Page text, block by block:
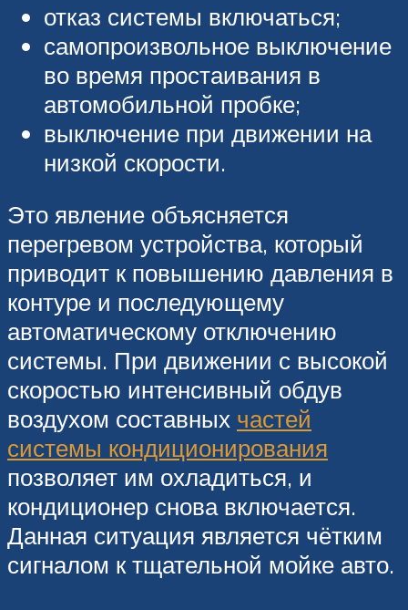
отказ системы включаться;
самопроизвольное выключение
во время простаивания в
автомобильной пробке;
выключение при движении на
низкой скорости.
Это явление объясняется
перегревом устройства, который
приводит к повышению давления в
контуре и последующему
автоматическому отключению
системы. При движении с высокой
скоростью интенсивный обдув
воздухом составных частей
системы кондиционирования
позволяет им охладиться, и
кондиционер снова включается.
Данная ситуация является чётким
сигналом к тщательной мойке авто.